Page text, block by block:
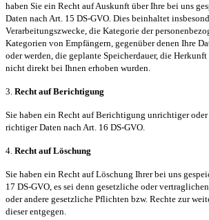
haben Sie ein Recht auf Auskunft über Ihre bei uns
Daten nach Art. 15 DS-GVO. Dies beinhaltet
Verarbeitungszwecke, die Kategorie der
Kategorien von Empfängern, gegenüber denen Ihre
oder werden, die geplante Speicherdauer, die
nicht direkt bei Ihnen erhoben wurden.
3. Recht auf Berichtigung
Sie haben ein Recht auf Berichtigung unrichtiger
richtiger Daten nach Art. 16 DS-GVO.
4. Recht auf Löschung
Sie haben ein Recht auf Löschung Ihrer bei uns
17 DS-GVO, es sei denn gesetzliche oder
oder andere gesetzliche Pflichten bzw. Rechte zur
dieser entgegen.